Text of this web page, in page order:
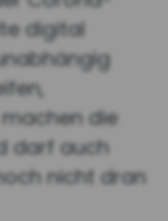
digital
die
darf auch
nicht dran